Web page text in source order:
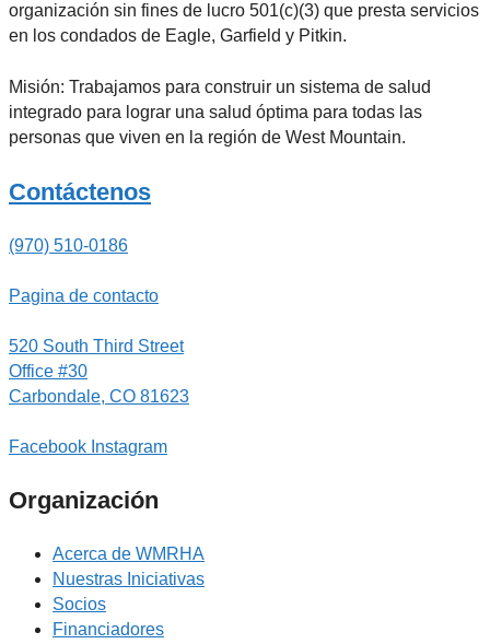
organización sin fines de lucro 501(c)(3) que presta servicios
en los condados de Eagle, Garfield y Pitkin.
Misión: Trabajamos para construir un sistema de salud
integrado para lograr una salud óptima para todas las
personas que viven en la región de West Mountain.
Contáctenos
(970) 510-0186
Pagina de contacto
520 South Third Street
Office #30
Carbondale, CO 81623
Facebook Instagram
Organización
Acerca de WMRHA
Nuestras Iniciativas
Socios
Financiadores